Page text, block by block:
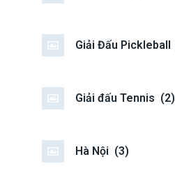
Giải Đấu Pickleball
Giải đấu Tennis (2)
Hà Nội (3)